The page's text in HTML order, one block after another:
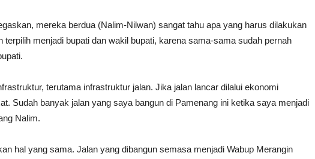
mereka berdua (Nalim-Nilwan) sangat tahu apa yang harus dilakukan
terpilih menjadi bupati dan wakil bupati, karena sama-sama sudah pernah
terutama infrastruktur jalan. Jika jalan lancar dilalui ekonomi
Sudah banyak jalan yang saya bangun di Pamenang ini ketika saya menjadi
Nalim.
hal yang sama. Jalan yang dibangun semasa menjadi Wabup Merangin